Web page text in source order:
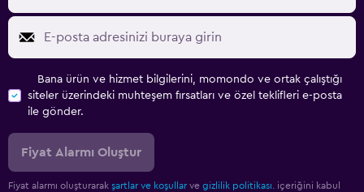
Bana ürün ve hizmet bilgilerini, momondo ve ortak çalıştığı
siteler üzerindeki muhteşem fırsatları ve özel teklifleri e-posta
ile gönder.
Fiyat Alarmı Oluştur
Fiyat alarmı oluşturarak şartlar ve koşullar ve gizlilik politikası. içeriğini kabul